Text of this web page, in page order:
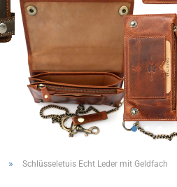
» Schlüsseletuis Echt Leder mit Geldfach